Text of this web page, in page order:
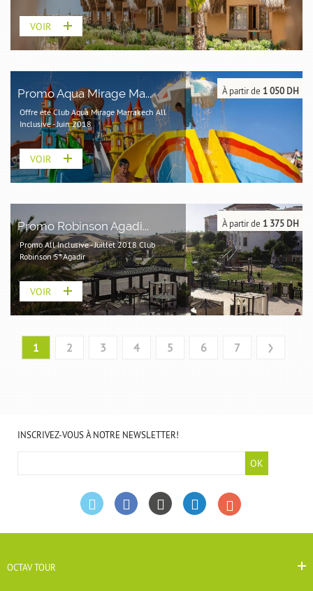
VOIR
Promo Aqua Mirage Ma...
Offre été Club Aqua Mirage Marrakech All
Inclusive - Juin 2018
À partir de 1 050 DH
VOIR
Promo Robinson Agadi...
Promo All Inclusive - Juillet 2018 Club
Robinson 5* Agadir
À partir de 1 375 DH
VOIR
1 2 3 4 5 6 7 ›
INSCRIVEZ-VOUS À NOTRE NEWSLETTER!
OK
OCTAV TOUR